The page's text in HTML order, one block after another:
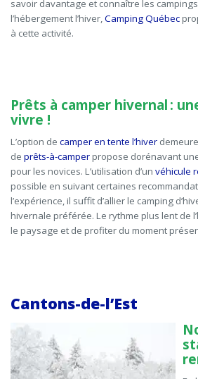
savoir davantage et connaître les
l’hébergement l’hiver,Camping Québec
à cette activité.
Prêts à camper hivernal :
vivre !
L’option de camper en tente l’hiver
de prêts-à-camperpropose dorénavant
pour les novices. L’utilisation d’un véhicule
possible en suivant certaines
l’expérience, il suffit d’allier le camping
hivernale préférée. Le rythme plus lent de
le paysage et de profiter du moment
Cantons-de-l’Est